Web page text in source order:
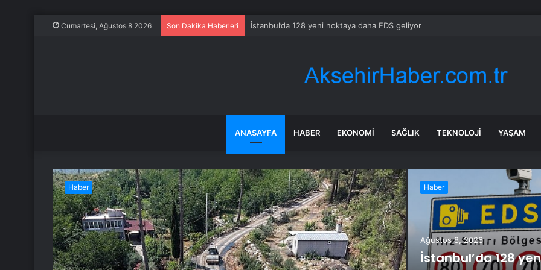
Cumartesi, Ağustos 8 2026 Son Dakika Haberleri İstanbul’da 128 yeni noktaya daha EDS geliyor
ANASAYFA HABER EKONOMI SAĞLIK TEKNOLOJI YAŞAM
Haber Haber
Ağustos 8, 2026
İstanbul’da 128